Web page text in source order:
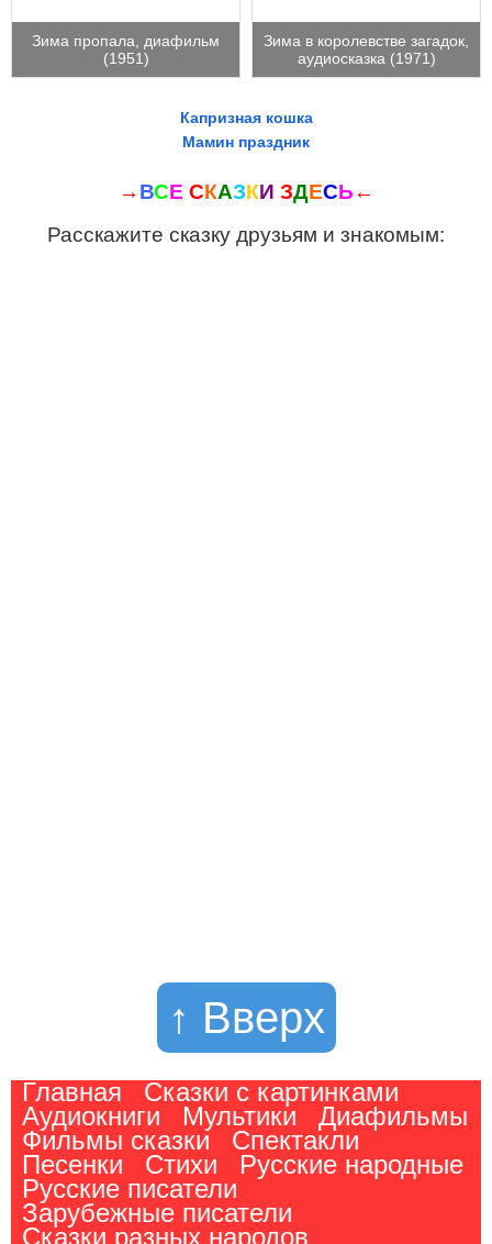
Зима пропала, диафильм
(1951)
Зима в королевстве загадок,
аудиосказка (1971)
Капризная кошка
Мамин праздник
→ ВСЕ СКАЗКИ ЗДЕСЬ ←
Расскажите сказку друзьям и знакомым:
↑ Вверх
Главная
Сказки с картинками
Аудиокниги
Мультики
Диафильмы
Фильмы сказки
Спектакли
Песенки
Стихи
Русские народные
Русские писатели
Зарубежные писатели
Сказки разных народов